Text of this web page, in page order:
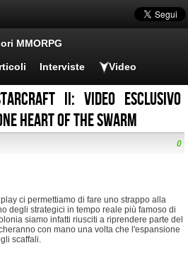
MMORPG
Interviste Video
II: video esclusivo
Heart of the Swarm
0
ci permettiamo di fare uno strappo alla
degli strategici in tempo reale più famoso di
siamo infatti riusciti a riprendere parte del
con mano una volta che l'espansione
scaffali.